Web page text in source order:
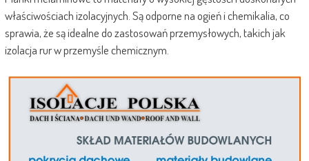
właściwościach izolacyjnych. Są odporne na ogień i chemikalia, co
sprawia, że są idealne do zastosowań przemysłowych, takich jak
izolacja rur w przemyśle chemicznym.